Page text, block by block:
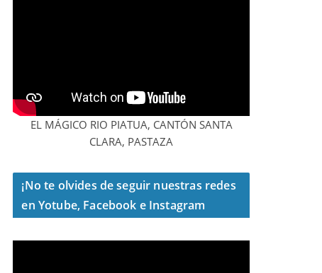
EL MÁGICO RIO PIATUA, CANTÓN SANTA
CLARA, PASTAZA
¡No te olvides de seguir nuestras redes
en Yotube, Facebook e Instagram